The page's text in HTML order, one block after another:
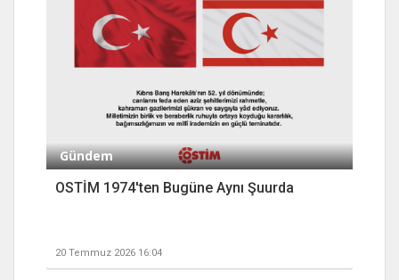
Gündem
OSTİM 1974'ten Bugüne Aynı Şuurda
20 Temmuz 2026 16:04